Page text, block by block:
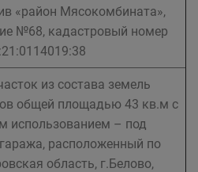
«район Мясокомбината»,
№68, кадастровый номер
из состава земель
общей площадью 43 кв.м с
использованием – под
расположенный по
область, г.Белово,